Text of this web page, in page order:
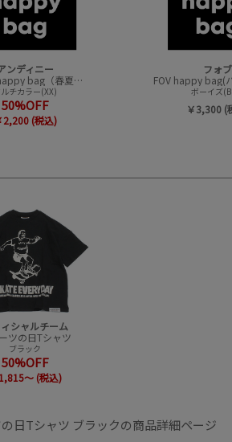
ンディニー
undeny.happy bag（春夏アイテムハッピーバック）
チカラー(XX)
50%OFF
2,200 (税込)
フォブ
ボーイズ
￥3,300 (
シャルチーム
ツの日Tシャツ
ブラック
50%OFF
～ (税込)
日Tシャツ ブラックの商品詳細ページ